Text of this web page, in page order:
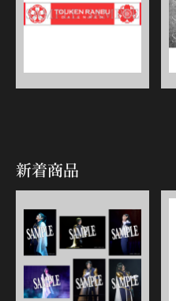
新着商品